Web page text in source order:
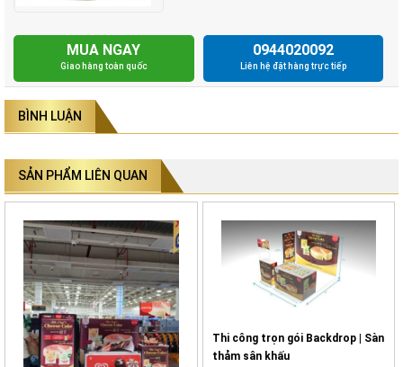
MUA NGAY
Giao hàng toàn quốc
0944020092
Liên hệ đặt hàng trực tiếp
BÌNH LUẬN
SẢN PHẨM LIÊN QUAN
Thi công trọn gói Backdrop | Sàn
thảm sân khấu